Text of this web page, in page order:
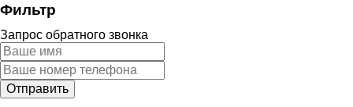
Фильтр
Запрос обратного звонка